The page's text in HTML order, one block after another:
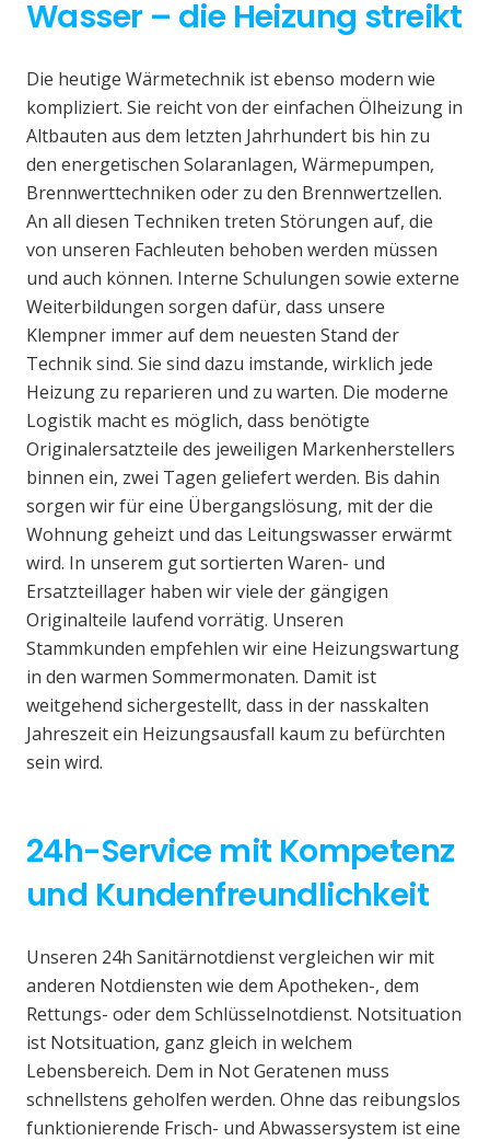
Wasser – die Heizung streikt
Die heutige Wärmetechnik ist ebenso modern wie
kompliziert. Sie reicht von der einfachen Ölheizung in
Altbauten aus dem letzten Jahrhundert bis hin zu
den energetischen Solaranlagen, Wärmepumpen,
Brennwerttechniken oder zu den Brennwertzellen.
An all diesen Techniken treten Störungen auf, die
von unseren Fachleuten behoben werden müssen
und auch können. Interne Schulungen sowie externe
Weiterbildungen sorgen dafür, dass unsere
Klempner immer auf dem neuesten Stand der
Technik sind. Sie sind dazu imstande, wirklich jede
Heizung zu reparieren und zu warten. Die moderne
Logistik macht es möglich, dass benötigte
Originalersatzteile des jeweiligen Markenherstellers
binnen ein, zwei Tagen geliefert werden. Bis dahin
sorgen wir für eine Übergangslösung, mit der die
Wohnung geheizt und das Leitungswasser erwärmt
wird. In unserem gut sortierten Waren- und
Ersatzteillager haben wir viele der gängigen
Originalteile laufend vorrätig. Unseren
Stammkunden empfehlen wir eine Heizungswartung
in den warmen Sommermonaten. Damit ist
weitgehend sichergestellt, dass in der nasskalten
Jahreszeit ein Heizungsausfall kaum zu befürchten
sein wird.
24h-Service mit Kompetenz
und Kundenfreundlichkeit
Unseren 24h Sanitärnotdienst vergleichen wir mit
anderen Notdiensten wie dem Apotheken-, dem
Rettungs- oder dem Schlüsselnotdienst. Notsituation
ist Notsituation, ganz gleich in welchem
Lebensbereich. Dem in Not Geratenen muss
schnellstens geholfen werden. Ohne das reibungslos
funktionierende Frisch- und Abwassersystem ist eine